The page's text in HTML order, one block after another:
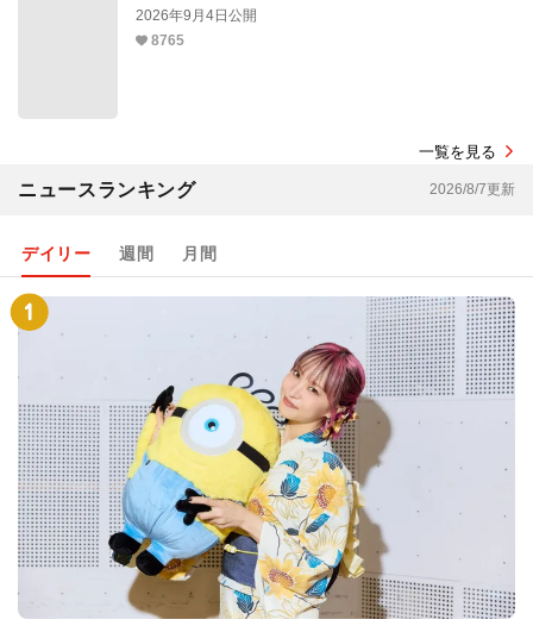
2026年9月4日公開
8765
一覧を見る
ニュースランキング 2026/8/7更新
デイリー 週間 月間